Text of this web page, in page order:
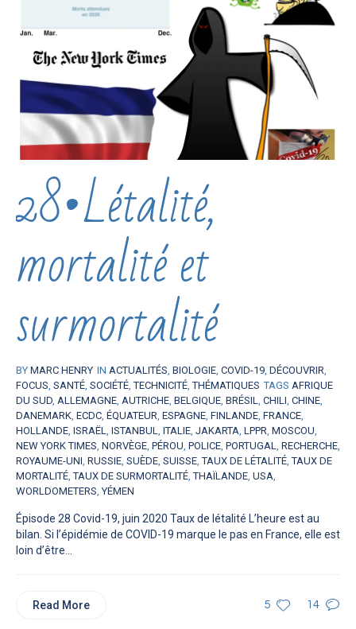
28•Létalité,
mortalité et
surmortalité
BY MARC HENRY IN ACTUALITÉS, BIOLOGIE, COVID-19, DÉCOUVRIR,
FOCUS, SANTÉ, SOCIÉTÉ,TECHNICITÉ,THÉMATIQUES TAGS AFRIQUE
DU SUD, ALLEMAGNE, AUTRICHE, BELGIQUE, BRÉSIL, CHILI, CHINE,
DANEMARK, ECDC, ÉQUATEUR, ESPAGNE, FINLANDE, FRANCE,
HOLLANDE, ISRAËL, ISTANBUL, ITALIE, JAKARTA, LPPR, MOSCOU,
NEW YORK TIMES, NORVÈGE, PÉROU, POLICE, PORTUGAL, RECHERCHE,
ROYAUME-UNI, RUSSIE, SUÈDE, SUISSE,TAUX DE LÉTALITÉ,TAUX DE
MORTALITÉ,TAUX DE SURMORTALITÉ,THAÏLANDE, USA,
WORLDOMETERS,YÉMEN
Épisode 28 Covid-19, juin 2020 Taux de létalité L’heure est au
bilan. Si l’épidémie de COVID-19 marque le pas en France, elle est
loin d’être...
5 14
Read More